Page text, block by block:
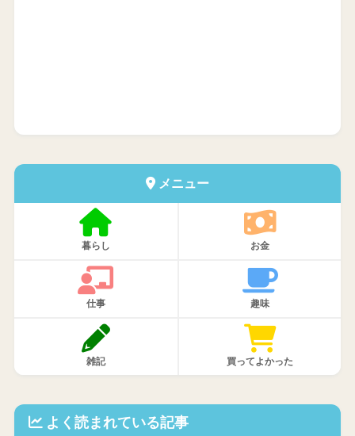
メニュー
暮らし お金
仕事 趣味
雑記 買ってよかった
よく読まれている記事